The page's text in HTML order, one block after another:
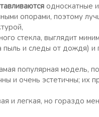
односкатные
опорами, поэтому
стекла, выглядит
пыль и следы от дождя)
популярная модель,
и очень эстетичны; их
и легкая, но гораздо